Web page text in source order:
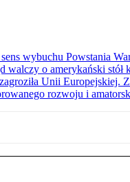
wybuchu Powstania
walczy o amerykański stół
Unii Europejskiej.
rozwoju i